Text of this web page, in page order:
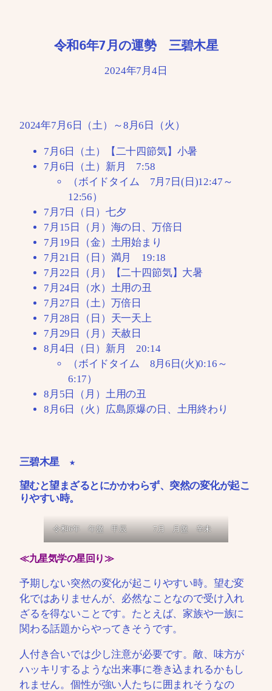
令和6年7月の運勢 三碧木星
2024年7月4日
2024年7月6日（土）～8月6日（火）
7月6日（土）【二十四節気】小暑
7月6日（土）新月 7:58
（ボイドタイム 7月7日(日)12:47～
12:56）
7月7日（日）七夕
7月15日（月）海の日、万倍日
7月19日（金）土用始まり
7月21日（日）満月 19:18
7月22日（月）【二十四節気】大暑
7月24日（水）土用の丑
7月27日（土）万倍日
7月28日（日）天一天上
7月29日（月）天赦日
8月4日（日）新月 20:14
（ボイドタイム 8月6日(火)0:16～
6:17）
8月5日（月）土用の丑
8月6日（火）広島原爆の日、土用終わり
三碧木星 ★
望むと望まざるとにかかわらず、突然の変化が起こ
りやすい時。
令和6年 年盤 甲辰 7月 月盤 辛未
≪九星気学の星回り≫
予期しない突然の変化が起こりやすい時。望む変
化ではありませんが、必然なことなので受け入れ
ざるを得ないことです。たとえば、家族や一族に
関わる話題からやってきそうです。
人付き合いでは少し注意が必要です。敵、味方が
ハッキリするような出来事に巻き込まれるかもし
れません。個性が強い人たちに囲まれそうなの